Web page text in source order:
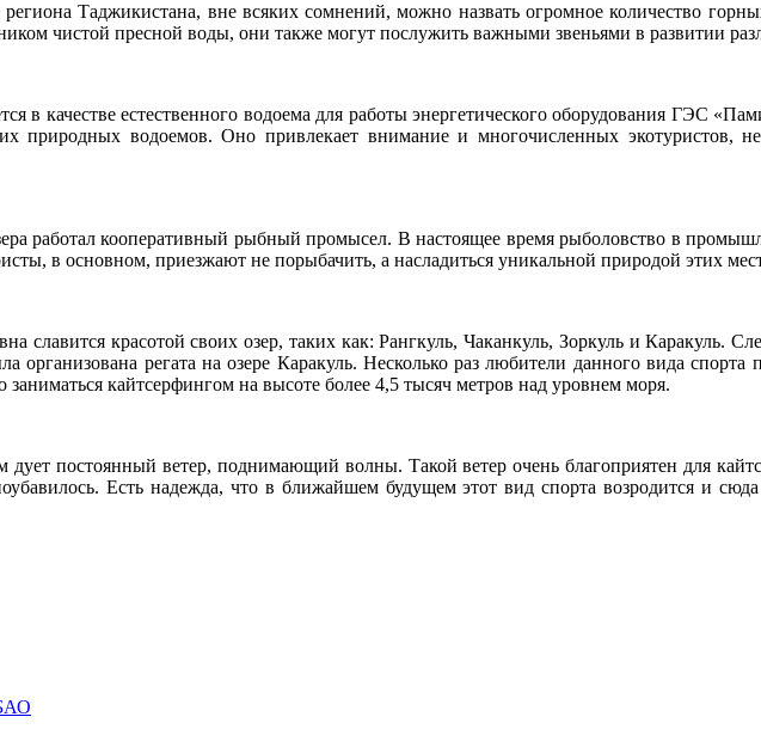
Таджикистана, вне всяких сомнений, можно назвать огромное количество
чистой пресной воды, они также могут послужить важными звеньями в развитии
в качестве естественного водоема для работы энергетического оборудования ГЭС
природных водоемов. Оно привлекает внимание и многочисленных экотуристов,
работал кооперативный рыбный промысел. В настоящее время рыболовство в
в основном, приезжают не порыбачить, а насладиться уникальной природой этих
славится красотой своих озер, таких как: Рангкуль, Чаканкуль, Зоркуль и Каракуль.
организована регата на озере Каракуль. Несколько раз любители данного вида
кайтсерфингом на высоте более 4,5 тысяч метров над уровнем моря.
дует постоянный ветер, поднимающий волны. Такой ветер очень благоприятен для
Есть надежда, что в ближайшем будущем этот вид спорта возродится и